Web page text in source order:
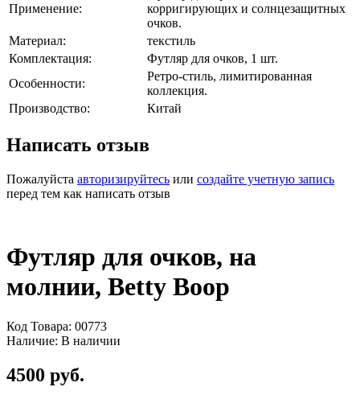
Применение:
корригирующих и солнцезащитных
очков.
Материал:
текстиль
Комплектация:
Футляр для очков, 1 шт.
Особенности:
Ретро-стиль, лимитированная
коллекция.
Производство:
Китай
Написать отзыв
Пожалуйста авторизируйтесь или создайте учетную запись
перед тем как написать отзыв
Футляр для очков, на
молнии, Betty Boop
Код Товара: 00773
Наличие: В наличии
4500 руб.